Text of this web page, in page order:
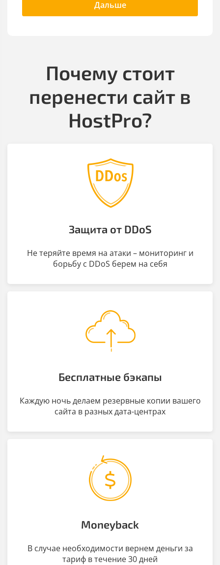
Дальше
Почему стоит
перенести сайт в
HostPro?
Защита от DDoS
Не теряйте время на атаки – мониторинг и
борьбу с DDoS берем на себя
Бесплатные бэкапы
Каждую ночь делаем резервные копии вашего
сайта в разных дата-центрах
Moneyback
В случае необходимости вернем деньги за
тариф в течение 30 дней